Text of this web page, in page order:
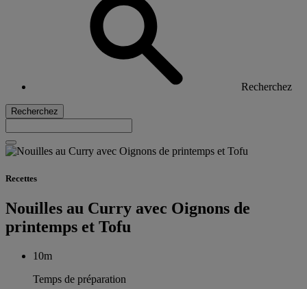
Recherchez
Recherchez
Recettes
Nouilles au Curry avec Oignons de
printemps et Tofu
10m
Temps de préparation